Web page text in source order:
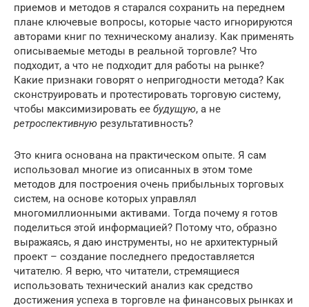
приемов и методов я старался сохранить на переднем
плане ключевые вопросы, которые часто игнорируются
авторами книг по техническому анализу. Как применять
описываемые методы в реальной торговле? Что
подходит, а что не подходит для работы на рынке?
Какие признаки говорят о непригодности метода? Как
сконструировать и протестировать торговую систему,
чтобы максимизировать ее будущую, а не
ретроспективную результативность?
Это книга основана на практическом опыте. Я сам
использовал многие из описанных в этом томе
методов для построения очень прибыльных торговых
систем, на основе которых управлял
многомиллионными активами. Тогда почему я готов
поделиться этой информацией? Потому что, образно
выражаясь, я даю инструменты, но не архитектурный
проект – создание последнего предоставляется
читателю. Я верю, что читатели, стремящиеся
использовать технический анализ как средство
достижения успеха в торговле на финансовых рынках и